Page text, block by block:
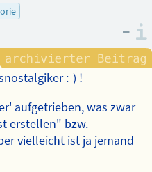
–
:-) !
aufgetrieben, was zwar
erstellen" bzw.
vielleicht ist ja jemand